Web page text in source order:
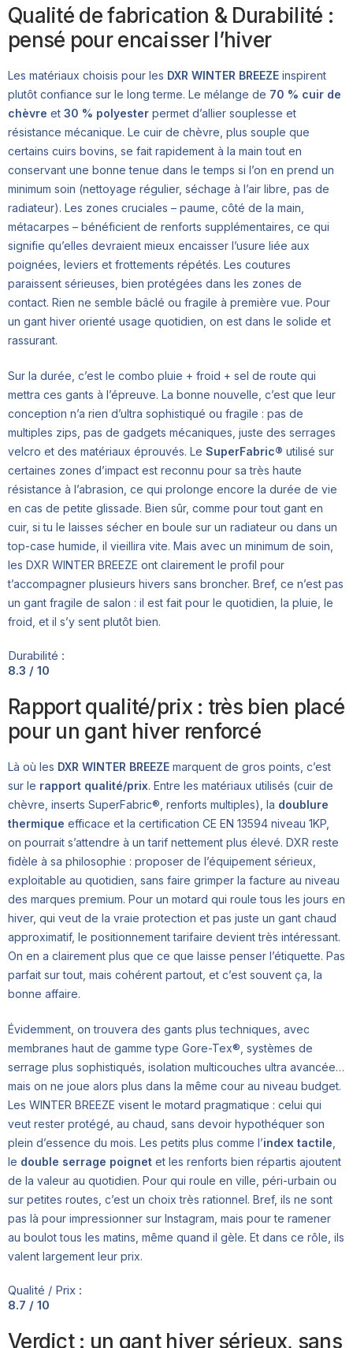
Qualité de fabrication & Durabilité :
pensé pour encaisser l’hiver
Les matériaux choisis pour les DXR WINTER BREEZE inspirent
plutôt confiance sur le long terme. Le mélange de 70 % cuir de
chèvre et 30 % polyester permet d’allier souplesse et
résistance mécanique. Le cuir de chèvre, plus souple que
certains cuirs bovins, se fait rapidement à la main tout en
conservant une bonne tenue dans le temps si l’on en prend un
minimum soin (nettoyage régulier, séchage à l’air libre, pas de
radiateur). Les zones cruciales – paume, côté de la main,
métacarpes – bénéficient de renforts supplémentaires, ce qui
signifie qu’elles devraient mieux encaisser l’usure liée aux
poignées, leviers et frottements répétés. Les coutures
paraissent sérieuses, bien protégées dans les zones de
contact. Rien ne semble bâclé ou fragile à première vue. Pour
un gant hiver orienté usage quotidien, on est dans le solide et
rassurant.
Sur la durée, c’est le combo pluie + froid + sel de route qui
mettra ces gants à l’épreuve. La bonne nouvelle, c’est que leur
conception n’a rien d’ultra sophistiqué ou fragile : pas de
multiples zips, pas de gadgets mécaniques, juste des serrages
velcro et des matériaux éprouvés. Le SuperFabric® utilisé sur
certaines zones d’impact est reconnu pour sa très haute
résistance à l’abrasion, ce qui prolonge encore la durée de vie
en cas de petite glissade. Bien sûr, comme pour tout gant en
cuir, si tu le laisses sécher en boule sur un radiateur ou dans un
top-case humide, il vieillira vite. Mais avec un minimum de soin,
les DXR WINTER BREEZE ont clairement le profil pour
t’accompagner plusieurs hivers sans broncher. Bref, ce n’est pas
un gant fragile de salon : il est fait pour le quotidien, la pluie, le
froid, et il s’y sent plutôt bien.
Durabilité :
8.3 / 10
Rapport qualité/prix : très bien placé
pour un gant hiver renforcé
Là où les DXR WINTER BREEZE marquent de gros points, c’est
sur le rapport qualité/prix. Entre les matériaux utilisés (cuir de
chèvre, inserts SuperFabric®, renforts multiples), la doublure
thermique efficace et la certification CE EN 13594 niveau 1KP,
on pourrait s’attendre à un tarif nettement plus élevé. DXR reste
fidèle à sa philosophie : proposer de l’équipement sérieux,
exploitable au quotidien, sans faire grimper la facture au niveau
des marques premium. Pour un motard qui roule tous les jours en
hiver, qui veut de la vraie protection et pas juste un gant chaud
approximatif, le positionnement tarifaire devient très intéressant.
On en a clairement plus que ce que laisse penser l’étiquette. Pas
parfait sur tout, mais cohérent partout, et c’est souvent ça, la
bonne affaire.
Évidemment, on trouvera des gants plus techniques, avec
membranes haut de gamme type Gore-Tex®, systèmes de
serrage plus sophistiqués, isolation multicouches ultra avancée…
mais on ne joue alors plus dans la même cour au niveau budget.
Les WINTER BREEZE visent le motard pragmatique : celui qui
veut rester protégé, au chaud, sans devoir hypothéquer son
plein d’essence du mois. Les petits plus comme l’index tactile
le double serrage poignet et les renforts bien répartis ajoutent
de la valeur au quotidien. Pour qui roule en ville, péri-urbain ou
sur petites routes, c’est un choix très rationnel. Bref, ils ne sont
pas là pour impressionner sur Instagram, mais pour te ramener
au boulot tous les matins, même quand il gèle. Et dans ce rôle, ils
valent largement leur prix.
Qualité / Prix :
8.7 / 10
Verdict : un gant hiver sérieux, sans